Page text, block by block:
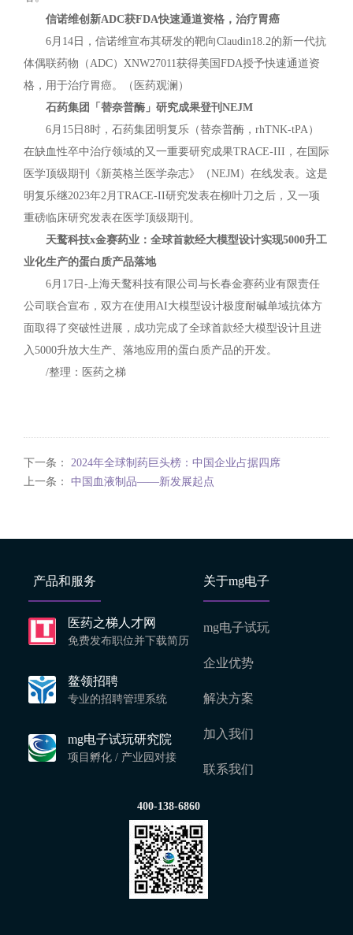
信诺维创新ADC获FDA快速通道资格，治疗胃癌
6月14日，信诺维宣布其研发的靶向Claudin18.2的新一代抗
体偶联药物（ADC）XNW27011获得美国FDA授予快速通道资
格，用于治疗胃癌。（医药观澜）
石药集团「替奈普酶」研究成果登刊NEJM
6月15日8时，石药集团明复乐（替奈普酶，rhTNK-tPA）
在缺血性卒中治疗领域的又一重要研究成果TRACE-III，在国际
医学顶级期刊《新英格兰医学杂志》（NEJM）在线发表。这是
明复乐继2023年2月TRACE-II研究发表在柳叶刀之后，又一项
重磅临床研究发表在医学顶级期刊。
天鹜科技x金赛药业：全球首款经大模型设计实现5000升工
业化生产的蛋白质产品落地
6月17日-上海天鹜科技有限公司与长春金赛药业有限责任
公司联合宣布，双方在使用AI大模型设计极度耐碱单域抗体方
面取得了突破性进展，成功完成了全球首款经大模型设计且进
入5000升放大生产、落地应用的蛋白质产品的开发。
/整理：医药之梯
下一条： 2024年全球制药巨头榜：中国企业占据四席
上一条： 中国血液制品——新发展起点
产品和服务
医药之梯人才网
免费发布职位并下载简历
鳌领招聘
专业的招聘管理系统
mg电子试玩研究院
项目孵化 / 产业园对接
关于mg电子
mg电子试玩
企业优势
解决方案
加入我们
联系我们
400-138-6860